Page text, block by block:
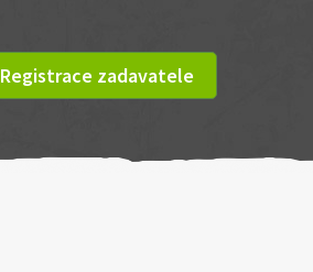
Registrace zadavatele